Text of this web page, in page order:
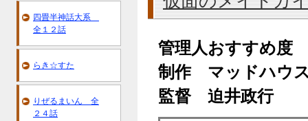
管理人おすすめ
制作 マッドハウ
監督 迫井政行
四畳半神話大系
全１２話
らき☆すた
りぜるまいん 全
２４話